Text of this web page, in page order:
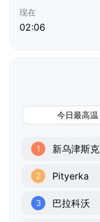
现在
02:06
今日最高温
1 新乌津斯克
2 Pityerka
3 巴拉科沃